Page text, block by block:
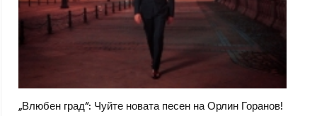
„Влюбен град“: Чуйте новата песен на Орлин Горанов!